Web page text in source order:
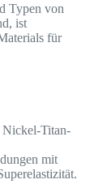
Typen von
ist
für
Nickel-Titan-
mit